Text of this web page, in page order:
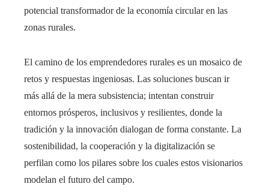
potencial transformador de la economía circular en las
zonas rurales.
El camino de los emprendedores rurales es un mosaico de
retos y respuestas ingeniosas. Las soluciones buscan ir
más allá de la mera subsistencia; intentan construir
entornos prósperos, inclusivos y resilientes, donde la
tradición y la innovación dialogan de forma constante. La
sostenibilidad, la cooperación y la digitalización se
perfilan como los pilares sobre los cuales estos visionarios
modelan el futuro del campo.